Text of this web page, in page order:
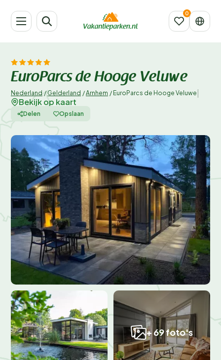
EuroParcs de Hooge Veluwe
Nederland / Gelderland /Arnhem / EuroParcs de Hooge Veluwe
Bekijk op kaart
Delen Opslaan
+ 69 foto's